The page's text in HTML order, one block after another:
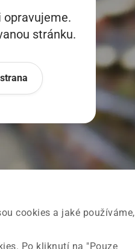
cookies a jaké používáme,
Po kliknutí na "Pouze
opravujeme.
stránku.